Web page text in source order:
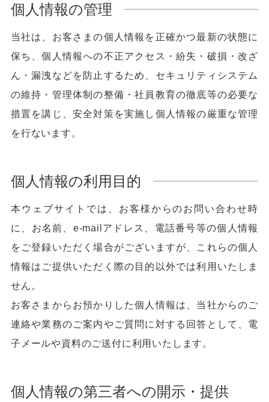
個人情報の管理
当社は、お客さまの個人情報を正確かつ最新の状態に
保ち、個人情報への不正アクセス・紛失・破損・改ざ
ん・漏洩などを防止するため、セキュリティシステム
の維持・管理体制の整備・社員教育の徹底等の必要な
措置を講じ、安全対策を実施し個人情報の厳重な管理
を行ないます。
個人情報の利用目的
本ウェブサイトでは、お客様からのお問い合わせ時
に、お名前、e-mailアドレス、電話番号等の個人情報
をご登録いただく場合がございますが、これらの個人
情報はご提供いただく際の目的以外では利用いたしま
せん。
お客さまからお預かりした個人情報は、当社からのご
連絡や業務のご案内やご質問に対する回答として、電
子メールや資料のご送付に利用いたします。
個人情報の第三者への開示・提供